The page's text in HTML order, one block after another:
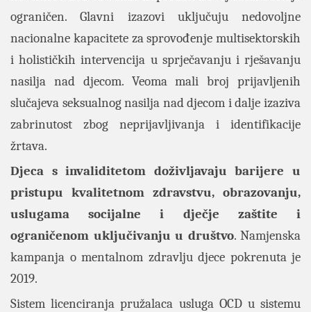
ograničen. Glavni izazovi uključuju nedovoljne
nacionalne kapacitete za sprovođenje multisektorskih
i holističkih intervencija u sprječavanju i rješavanju
nasilja nad djecom. Veoma mali broj prijavljenih
slučajeva seksualnog nasilja nad djecom i dalje izaziva
zabrinutost zbog neprijavljivanja i identifikacije
žrtava.
Djeca s invaliditetom doživljavaju barijere u
pristupu kvalitetnom zdravstvu, obrazovanju,
uslugama socijalne i dječje zaštite i
ograničenom uključivanju u društvo. Namjenska
kampanja o mentalnom zdravlju djece pokrenuta je
2019.
Sistem licenciranja pružalaca usluga OCD u sistemu